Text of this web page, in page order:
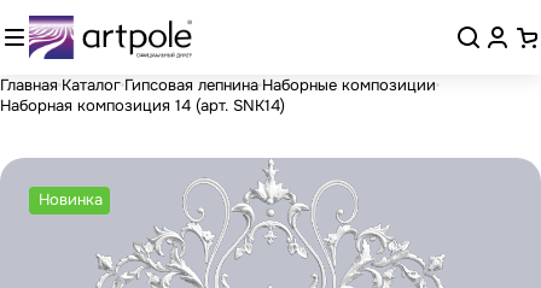
Главная Каталог Гипсовая лепнина Наборные композиции
Наборная композиция 14 (арт. SNK14)
Новинка